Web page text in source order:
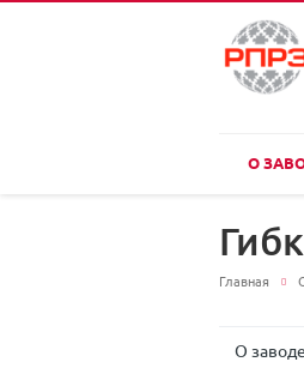
О
Главная
О заводе